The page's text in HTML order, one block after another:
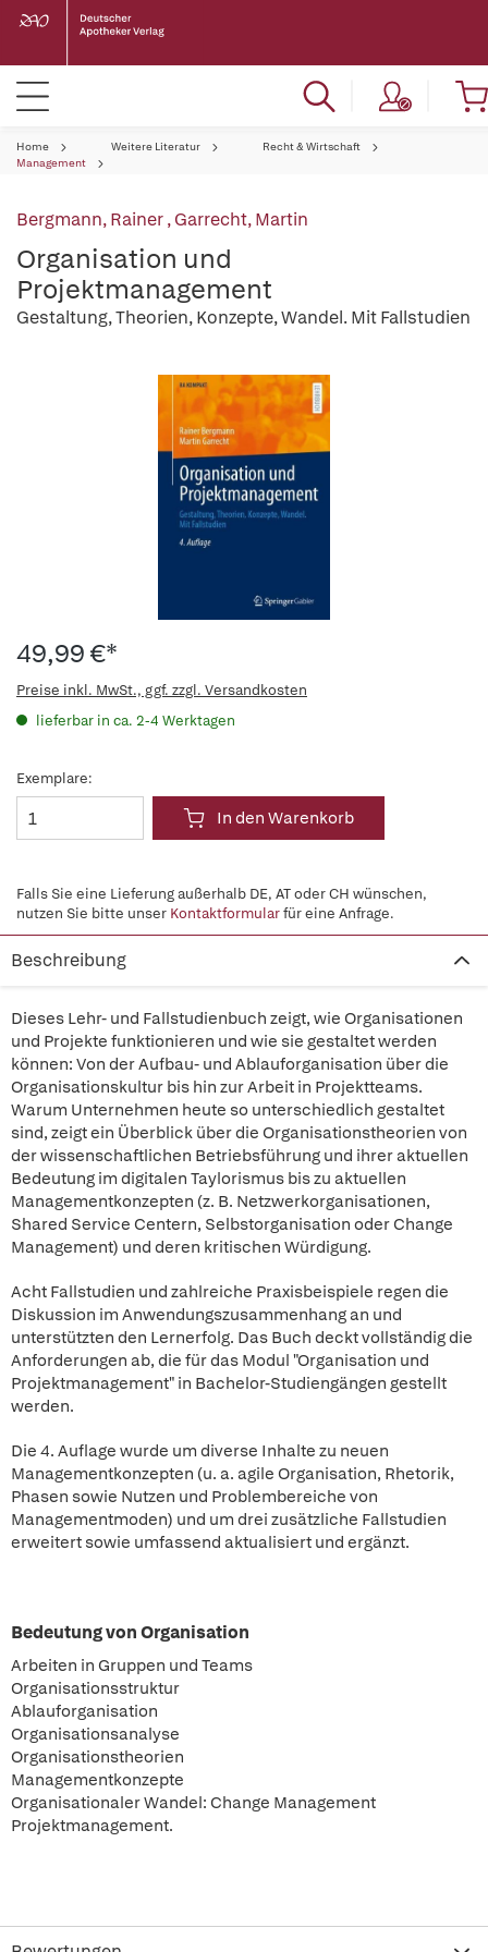
Home Weitere Literatur
Recht & Wirtschaft
Management
Bergmann, Rainer,Garrecht, Martin
Organisation und
Projektmanagement
Gestaltung, Theorien, Konzepte, Wandel. Mit Fallstudien
49,99 €*
Preise inkl. MwSt., ggf. zzgl. Versandkosten
lieferbar in ca. 2-4 Werktagen
Exemplare:
In den Warenkorb
Falls Sie eine Lieferung außerhalb DE, AT oder CH wünschen,
nutzen Sie bitte unser Kontaktformularfür eine Anfrage.
Beschreibung
Dieses Lehr- und Fallstudienbuch zeigt, wie Organisationen
und Projekte funktionieren und wie sie gestaltet werden
können: Von der Aufbau- und Ablauforganisation über die
Organisationskultur bis hin zur Arbeit in Projektteams.
Warum Unternehmen heute so unterschiedlich gestaltet
sind, zeigt ein Überblick über die Organisationstheorien von
der wissenschaftlichen Betriebsführung und ihrer aktuellen
Bedeutung im digitalen Taylorismus bis zu aktuellen
Managementkonzepten (z. B. Netzwerkorganisationen,
Shared Service Centern, Selbstorganisation oder Change
Management) und deren kritischen Würdigung.
Acht Fallstudien und zahlreiche Praxisbeispiele regen die
Diskussion im Anwendungszusammenhang an und
unterstützten den Lernerfolg. Das Buch deckt vollständig die
Anforderungen ab, die für das Modul "Organisation und
Projektmanagement" in Bachelor-Studiengängen gestellt
werden.
Die 4. Auflage wurde um diverse Inhalte zu neuen
Managementkonzepten (u. a. agile Organisation, Rhetorik,
Phasen sowie Nutzen und Problembereiche von
Managementmoden) und um drei zusätzliche Fallstudien
erweitert sowie umfassend aktualisiert und ergänzt.
Bedeutung von Organisation
Arbeiten in Gruppen und Teams
Organisationsstruktur
Ablauforganisation
Organisationsanalyse
Organisationstheorien
Managementkonzepte
Organisationaler Wandel: Change Management
Projektmanagement.